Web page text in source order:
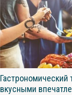
Гастрономический
вкусными